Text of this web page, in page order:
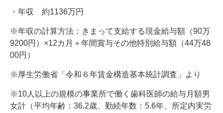
・年収 約1136万円
※年収の計算方法：きまって支給する現金給与額（90万
9200円）×12カ月＋年間賞与その他特別給与額（44万48
00円）
※厚生労働省「令和６年賃金構造基本統計調査」より
※10人以上の規模の事業所で働く歯科医師の給与月額男
女計（平均年齢：36.2歳、勤続年数：5.6年、所定内実労